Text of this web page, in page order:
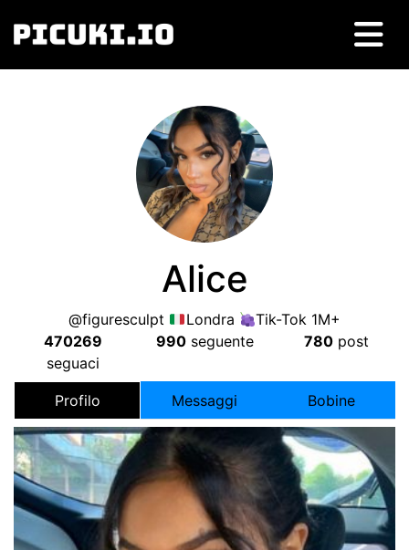
Alice
@figuresculpt Londra
Tik-Tok 1M+
470269
seguaci
990seguente 780post
Profilo Messaggi Bobine